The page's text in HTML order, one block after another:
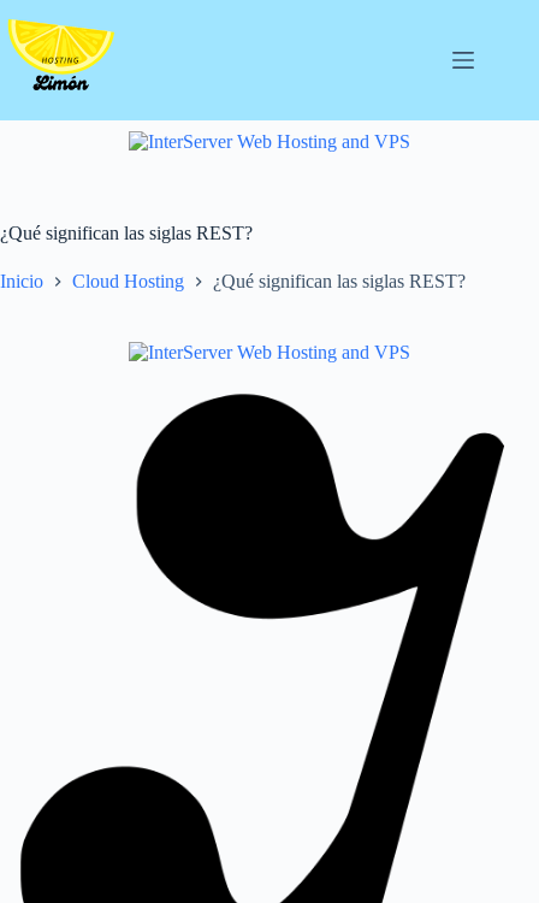
al
contenido
¿Qué significan las siglas REST?
Inicio Cloud Hosting ¿Qué significan las siglas REST?